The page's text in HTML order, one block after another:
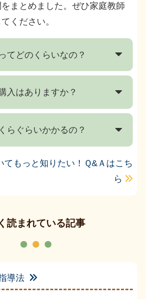
まとめました。ぜひ家庭教師
ください。
てどのくらいなの？
入はありますか？
らぐらいかかるの？
てもっと知りたい！Ｑ&Ａはこち
ら
読まれている記事
導法